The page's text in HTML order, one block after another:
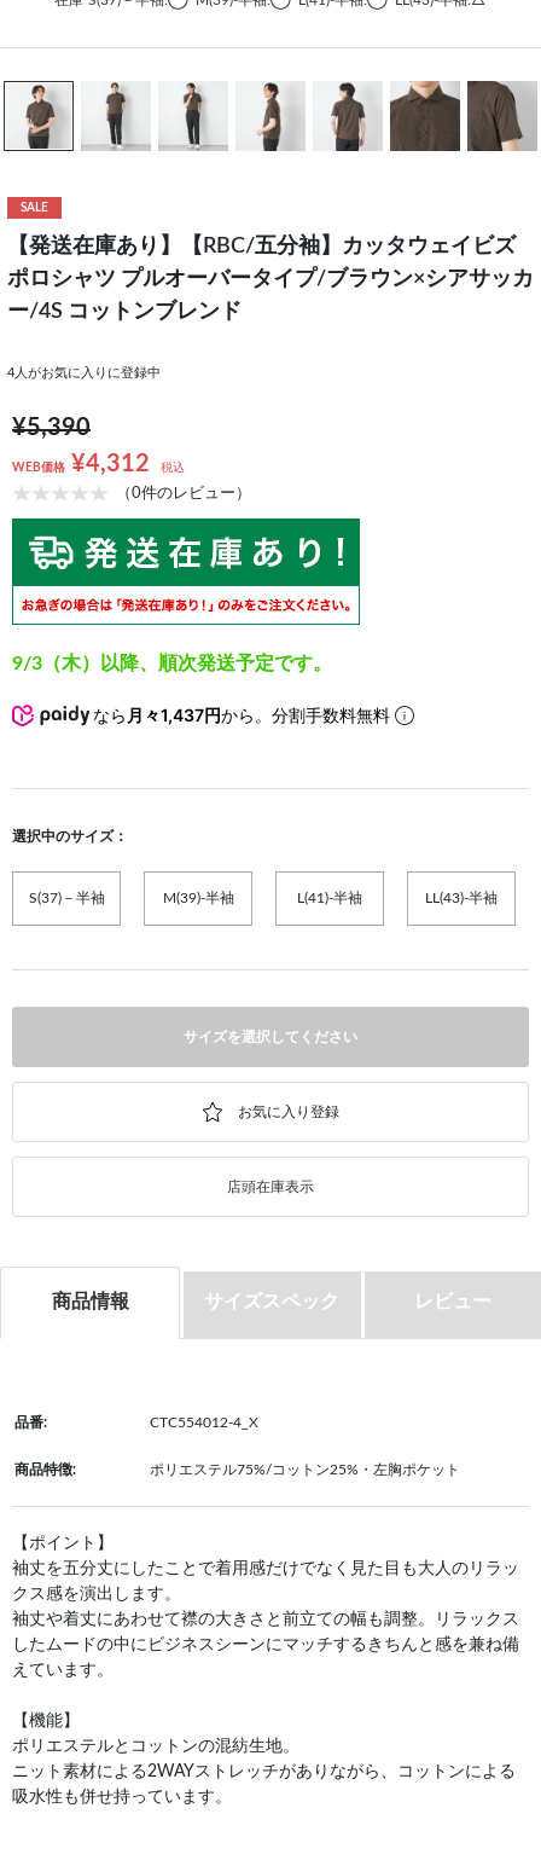
SALE
【発送在庫あり】【RBC/五分袖】カッタウェイビズ
ポロシャツ プルオーバータイプ/ブラウン×シアサッカ
ー/4S コットンブレンド
4 人がお気に入りに登録中
¥5,390
WEB価格 ¥4,312 税込
（0件のレビュー）
9/3（木）以降、順次発送予定です。
なら 月々1,437円から。分割手数料無料
選択中のサイズ：
S(37)－半袖 M(39)-半袖 L(41)-半袖 LL(43)-半袖
サイズを選択してください
店頭在庫表示
商品情報 サイズスペック レビュー
品番: CTC554012-4_X
商品特徴: ポリエステル75%/コットン25%・左胸ポケット
【ポイント】
袖丈を五分丈にしたことで着用感だけでなく見た目も大人のリラッ
クス感を演出します。
袖丈や着丈にあわせて襟の大きさと前立ての幅も調整。リラックス
したムードの中にビジネスシーンにマッチするきちんと感を兼ね備
えています。
【機能】
ポリエステルとコットンの混紡生地。
ニット素材による2WAYストレッチがありながら、コットンによる
吸水性も併せ持っています。